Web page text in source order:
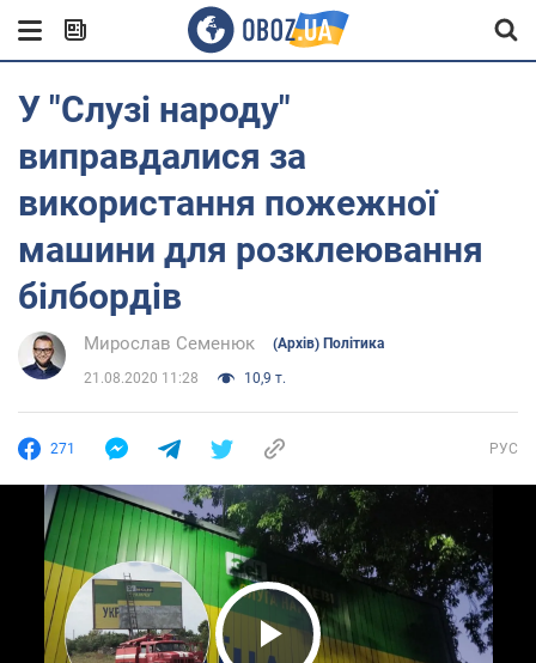
У "Слузі народу"
виправдалися за
використання пожежної
машини для розклеювання
білбордів
Мирослав Семенюк (Архів) Політика
21.08.2020 11:28 10,9 т.
271 РУС